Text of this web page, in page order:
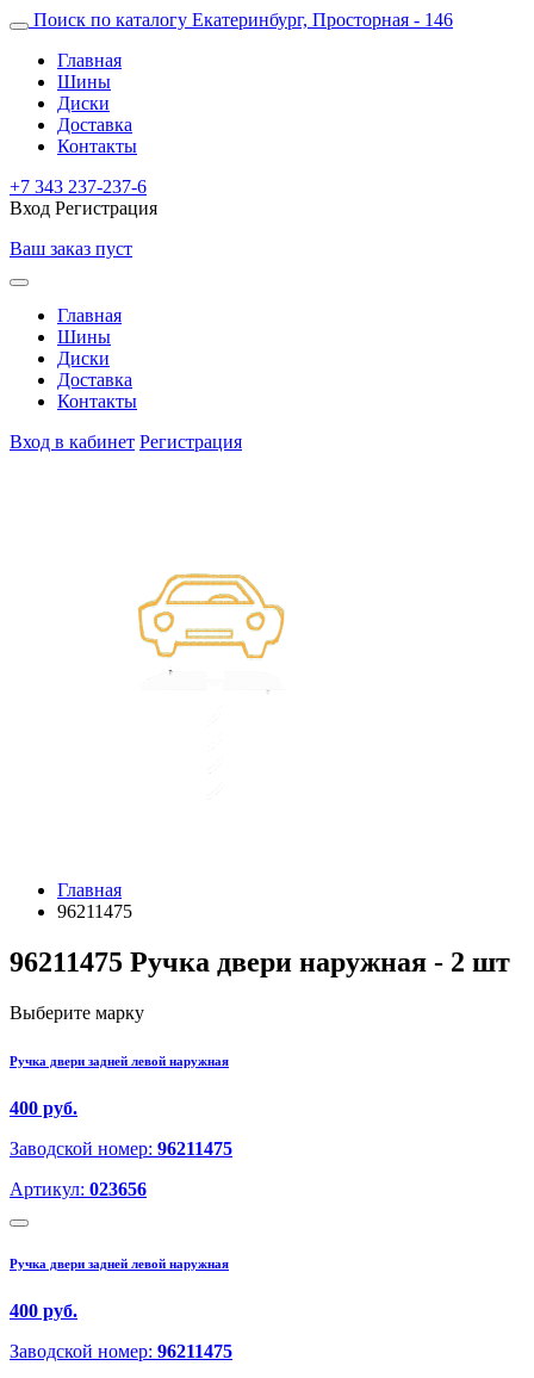
Поиск по каталогу Екатеринбург, Просторная - 146
Главная
Шины
Диски
Доставка
Контакты
+7 343 237-237-6
Вход Регистрация
Ваш заказ пуст
Главная
Шины
Диски
Доставка
Контакты
Вход в кабинет Регистрация
Главная
96211475
96211475 Ручка двери наружная - 2 шт
Выберите марку
Ручка двери задней левой наружная
400 руб.
Заводской номер: 96211475
Артикул: 023656
Ручка двери задней левой наружная
400 руб.
Заводской номер: 96211475